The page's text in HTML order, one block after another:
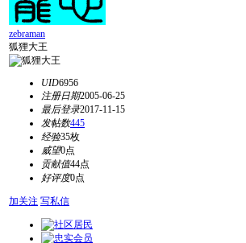
zebraman
狐狸大王
UID6956
注册日期2005-06-25
最后登录2017-11-15
发帖数445
经验35枚
威望0点
贡献值44点
好评度0点
加关注 写私信